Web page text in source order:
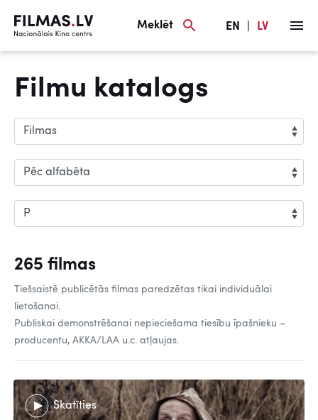
Meklēt EN LV
Filmu katalogs
265 filmas
Tiešsaistē publicētās filmas paredzētas tikai individuālai
lietošanai.
Publiskai demonstrēšanai nepieciešama tiesību īpašnieku –
producentu, AKKA/LAA u.c. atļaujas.
Skatīties